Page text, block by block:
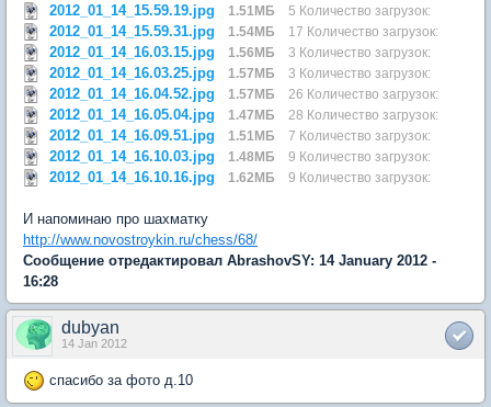
2012_01_14_15.59.19.jpg 1.51МБ 5 Количество загрузок:
2012_01_14_15.59.31.jpg 1.54МБ 17 Количество загрузок:
2012_01_14_16.03.15.jpg 1.56МБ 3 Количество загрузок:
2012_01_14_16.03.25.jpg 1.57МБ 3 Количество загрузок:
2012_01_14_16.04.52.jpg 1.57МБ 26 Количество загрузок:
2012_01_14_16.05.04.jpg 1.47МБ 28 Количество загрузок:
2012_01_14_16.09.51.jpg 1.51МБ 7 Количество загрузок:
2012_01_14_16.10.03.jpg 1.48МБ 9 Количество загрузок:
2012_01_14_16.10.16.jpg 1.62МБ 9 Количество загрузок:
И напоминаю про шахматку
http://www.novostroykin.ru/chess/68/
Сообщение отредактировал AbrashovSY: 14 January 2012 -
16:28
dubyan
14 Jan 2012
спасибо за фото д.10